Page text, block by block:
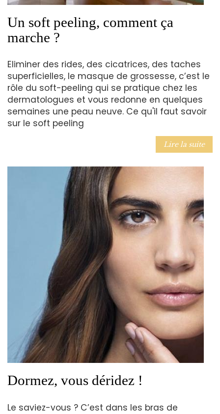
Un soft peeling, comment ça
marche ?
Eliminer des rides, des cicatrices, des taches
superficielles, le masque de grossesse, c’est le
rôle du soft-peeling qui se pratique chez les
dermatologues et vous redonne en quelques
semaines une peau neuve. Ce qu'il faut savoir
sur le soft peeling
Lire la suite
Dormez, vous déridez !
Le saviez-vous ? C’est dans les bras de